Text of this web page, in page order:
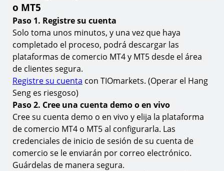
15.
16.
¿Qué es MT4 & MT5?
17. ¿Cuál es la diferencia entre MT4 & MT5?
18. ¿Puedo operar el Hang Seng en MT4 y MT5?
¿Cómo encuentro o añado el Hang Seng a MT4 o
MT5?
20.
¿Cuáles son los horarios de trading para el Hang
Seng?
21. ¿Cuál es el depósito mínimo requerido para
operar el Hang Seng en MT4 & MT5?
22. ¿Es posible automatizar mi trading de Hang Seng
en MT4 & MT5?
o MT5
Paso 1. Registre su cuenta
Solo toma unos minutos, y una vez que haya
completado el proceso, podrá descargar las
plataformas de comercio MT4 y MT5 desde el área
de clientes segura.
Registre su cuenta con TIOmarkets. (Operar el Hang
Seng es riesgoso)
Paso 2. Cree una cuenta demo o en vivo
Cree su cuenta demo o en vivo y elija la plataforma
de comercio MT4 o MT5 al configurarla. Las
credenciales de inicio de sesión de su cuenta de
comercio se le enviarán por correo electrónico.
Guárdelas de manera segura.